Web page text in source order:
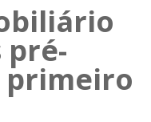
pré-
primeiro